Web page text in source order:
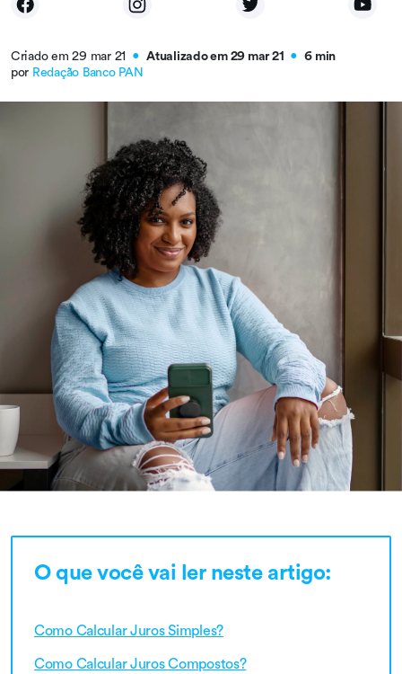
Criado em 29 mar 21 ● Atualizado em 29 mar 21 ●
6 min
por Redação Banco PAN
O que você vai ler neste artigo:
Como Calcular Juros Simples?
Como Calcular Juros Compostos?